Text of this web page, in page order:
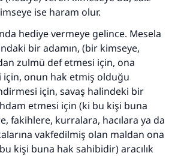
ise haram olur.
hediye vermeye gelince. Mesela
bir adamın, (bir kimseye,
zulmü def etmesi için, ona
için, onun hak etmiş olduğu
için, savaş halindeki bir
etmesi için (ki bu kişi buna
fakihlere, kurralara, hacılara ya da
vakfedilmiş olan maldan ona
kişi buna hak sahibidir) aracılık
yol gösterirse , hayrı yapan
(MUSLIM 1893)
katkı yapın!